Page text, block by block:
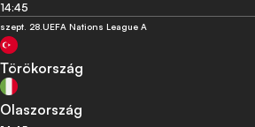
14:45
szept. 28.UEFA Nations League A
Törökország
Olaszország